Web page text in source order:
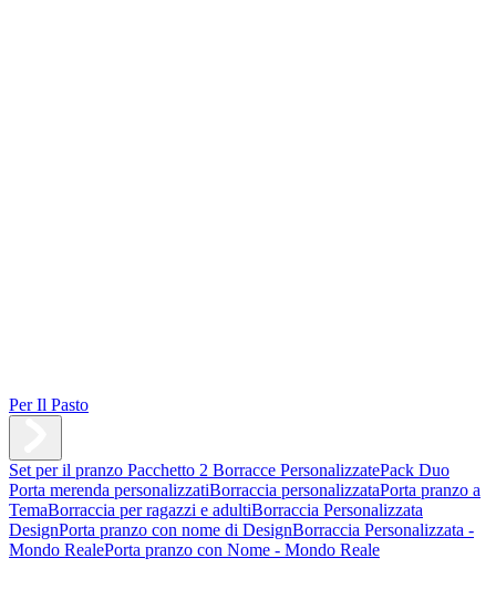
Per Il Pasto
Set per il pranzo Pacchetto 2 Borracce PersonalizzatePack Duo
Porta merenda personalizzatiBorraccia personalizzataPorta pranzo a
TemaBorraccia per ragazzi e adultiBorraccia Personalizzata
DesignPorta pranzo con nome di DesignBorraccia Personalizzata -
Mondo RealePorta pranzo con Nome - Mondo Reale